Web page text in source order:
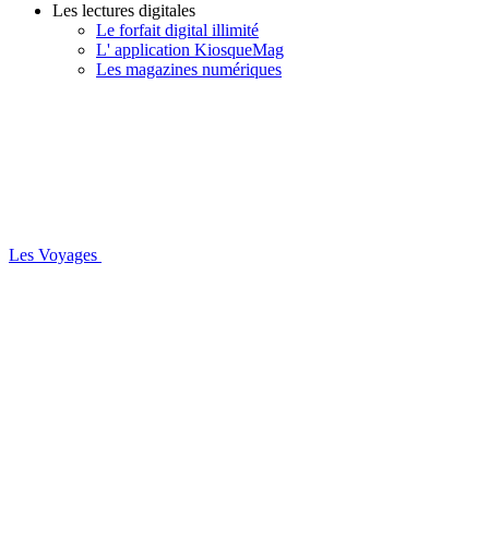
Les lectures digitales
Le forfait digital illimité
L' application KiosqueMag
Les magazines numériques
Les Voyages